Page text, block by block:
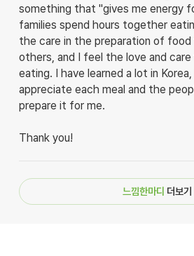
something that "gives me energy
families spend hours together
the care in the preparation of
others, and I feel the love and
eating. I have learned a lot in
appreciate each meal and the
prepare it for me.
Thank you!
느낌한마디 더보기